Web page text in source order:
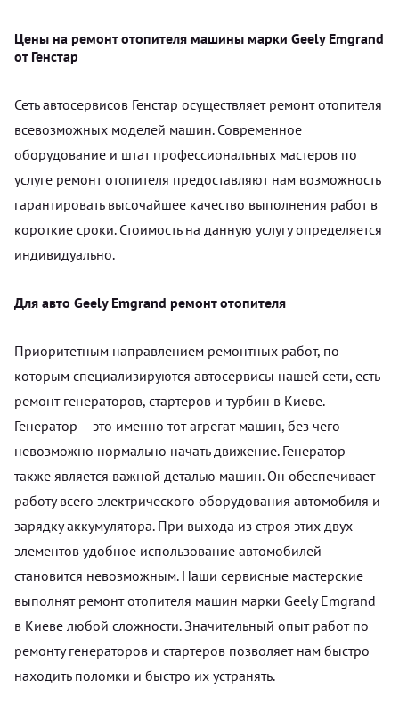
Цены на ремонт отопителя машины марки Geely Emgrand
от Генстар
Сеть автосервисов Генстар осуществляет ремонт отопителя
всевозможных моделей машин. Современное
оборудование и штат профессиональных мастеров по
услуге ремонт отопителя предоставляют нам возможность
гарантировать высочайшее качество выполнения работ в
короткие сроки. Стоимость на данную услугу определяется
индивидуально.
Для авто Geely Emgrand ремонт отопителя
Приоритетным направлением ремонтных работ, по
которым специализируются автосервисы нашей сети, есть
ремонт генераторов, стартеров и турбин в Киеве.
Генератор – это именно тот агрегат машин, без чего
невозможно нормально начать движение. Генератор
также является важной деталью машин. Он обеспечивает
работу всего электрического оборудования автомобиля и
зарядку аккумулятора. При выхода из строя этих двух
элементов удобное использование автомобилей
становится невозможным. Наши сервисные мастерские
выполнят ремонт отопителя машин марки Geely Emgrand
в Киеве любой сложности. Значительный опыт работ по
ремонту генераторов и стартеров позволяет нам быстро
находить поломки и быстро их устранять.